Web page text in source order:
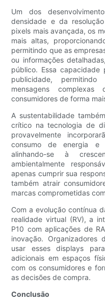
Um dos
densidade e da
pixels mais avançada, os
mais altas,
permitindo que as
ou informações
público. Essa capacidade
publicidade,
mensagens
consumidores de forma
A sustentabilidade
crítico na tecnologia de
provavelmente
consumo de energia e
alinhando-se à
ambientalmente
apenas cumprir sua
também atrair
marcas comprometidas
Com a evolução contínua
realidade virtual (RV), a
P10 com aplicações de
inovação. Organizadores
usar esses displays
adicionais em espaços
com os consumidores e
as decisões de compra.
Conclusão